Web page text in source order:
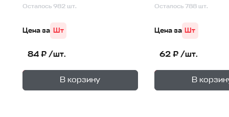
Осталось 982 шт.
Цена за Шт
84 ₽ /шт.
В корзину
В корзине —
Осталось 788 шт.
Цена за Шт
62 ₽ /шт.
В
В корзине —